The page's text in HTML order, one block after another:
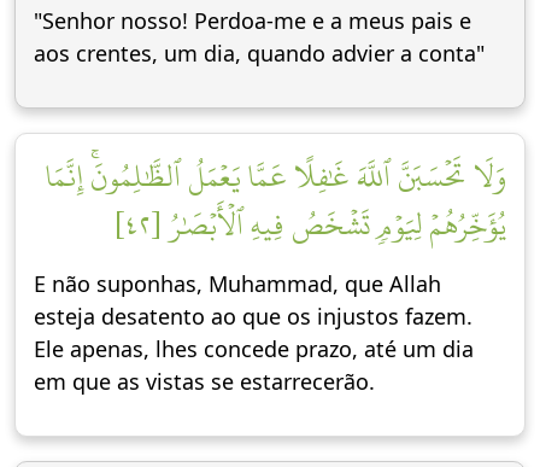
"Senhor nosso! Perdoa-me e a meus pais e
aos crentes, um dia, quando advier a conta"
وَلَا تَحۡسَبَنَّ ٱللَّهَ غَٰفِلًا عَمَّا يَعۡمَلُ ٱلظَّٰلِمُونَۚ إِنَّمَا
يُؤَخِّرُهُمۡ لِيَوۡمٖ تَشۡخَصُ فِيهِ ٱلۡأَبۡصَٰرُ [٤٢]
E não suponhas, Muhammad, que Allah
esteja desatento ao que os injustos fazem.
Ele apenas, lhes concede prazo, até um dia
em que as vistas se estarrecerão.